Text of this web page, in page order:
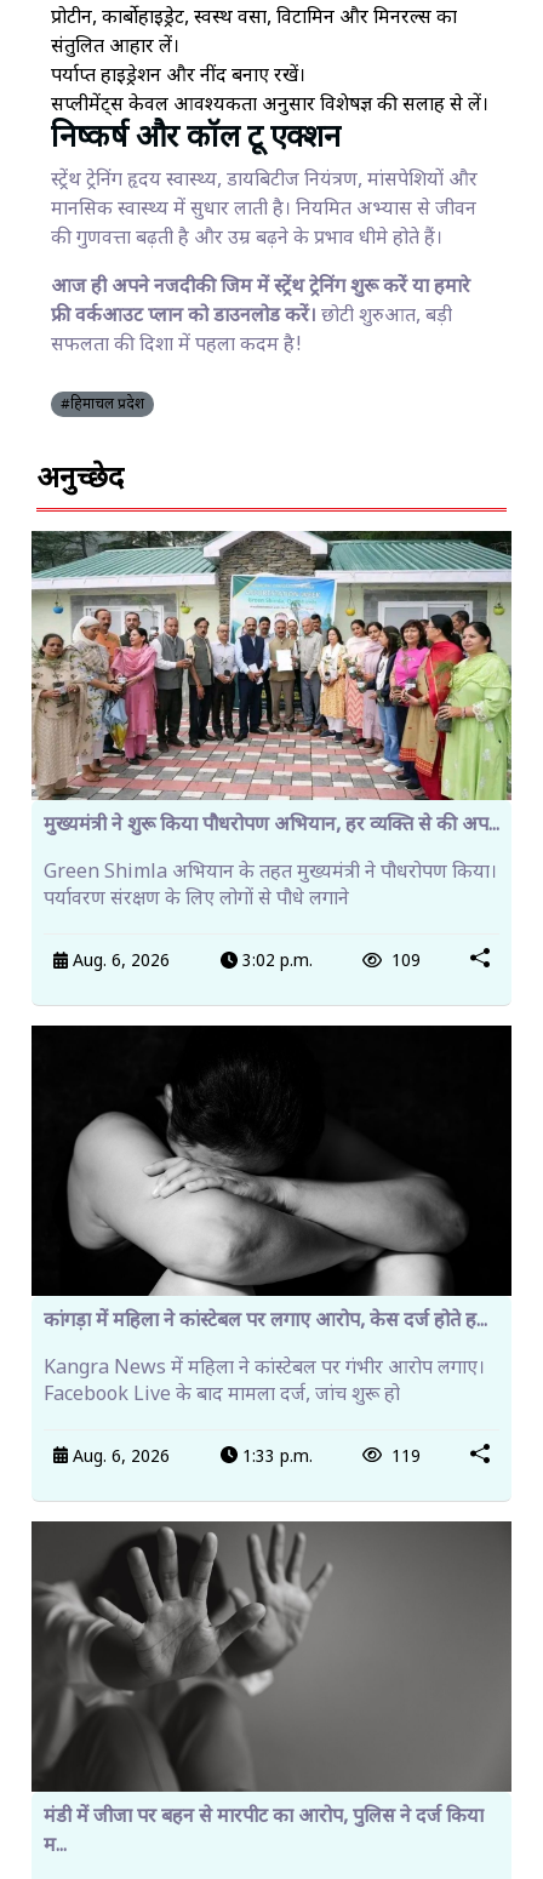
प्रोटीन, कार्बोहाइड्रेट, स्वस्थ वसा, विटामिन और मिनरल्स का
संतुलित आहार लें।
पर्याप्त हाइड्रेशन और नींद बनाए रखें।
सप्लीमेंट्स केवल आवश्यकता अनुसार विशेषज्ञ की सलाह से लें।
निष्कर्ष और कॉल टू एक्शन
स्ट्रेंथ ट्रेनिंग हृदय स्वास्थ्य, डायबिटीज नियंत्रण, मांसपेशियों और
मानसिक स्वास्थ्य में सुधार लाती है। नियमित अभ्यास से जीवन
की गुणवत्ता बढ़ती है और उम्र बढ़ने के प्रभाव धीमे होते हैं।
आज ही अपने नजदीकी जिम में स्ट्रेंथ ट्रेनिंग शुरू करें या हमारे
फ्री वर्कआउट प्लान को डाउनलोड करें। छोटी शुरुआत, बड़ी
सफलता की दिशा में पहला कदम है!
#हिमाचल प्रदेश
अनुच्छेद
मुख्यमंत्री ने शुरू किया पौधरोपण अभियान, हर व्यक्ति से की अप...
Green Shimla अभियान के तहत मुख्यमंत्री ने पौधरोपण किया।
पर्यावरण संरक्षण के लिए लोगों से पौधे लगाने
Aug. 6, 2026 3:02 p.m. 109
कांगड़ा में महिला ने कांस्टेबल पर लगाए आरोप, केस दर्ज होते ह...
Kangra News में महिला ने कांस्टेबल पर गंभीर आरोप लगाए।
Facebook Live के बाद मामला दर्ज, जांच शुरू हो
Aug. 6, 2026 1:33 p.m. 119
मंडी में जीजा पर बहन से मारपीट का आरोप, पुलिस ने दर्ज किया
म...